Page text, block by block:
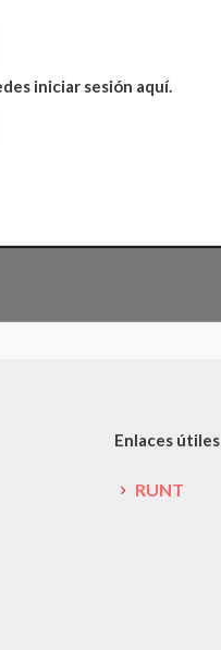
Enlaces útiles
RUNT
iniciar sesión aquí.